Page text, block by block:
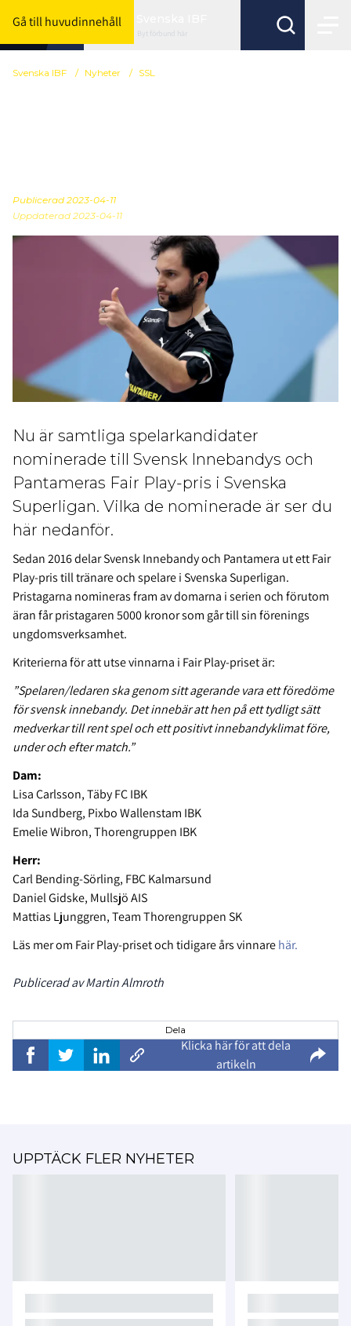
Gå till huvudinnehåll
Byt förbund här
Svenska IBF / Nyheter / SSL
Publicerad 2023-04-11
Uppdaterad 2023-04-11
Nu är samtliga spelarkandidater
nominerade till Svensk Innebandys och
Pantameras Fair Play-pris i Svenska
Superligan. Vilka de nominerade är ser du
här nedanför.
Sedan 2016 delar Svensk Innebandy och Pantamera ut ett Fair
Play-pris till tränare och spelare i Svenska Superligan.
Pristagarna nomineras fram av domarna i serien och förutom
äran får pristagaren 5000 kronor som går till sin förenings
ungdomsverksamhet.
Kriterierna för att utse vinnarna i Fair Play-priset är:
”Spelaren/ledaren ska genom sitt agerande vara ett föredöme
för svensk innebandy. Det innebär att hen på ett tydligt sätt
medverkar till rent spel och ett positivt innebandyklimat före,
under och efter match.”
Dam:
Lisa Carlsson, Täby FC IBK
Ida Sundberg, Pixbo Wallenstam IBK
Emelie Wibron, Thorengruppen IBK
Herr:
Carl Bending-Sörling, FBC Kalmarsund
Daniel Gidske, Mullsjö AIS
Mattias Ljunggren, Team Thorengruppen SK
Läs mer om Fair Play-priset och tidigare års vinnarehär.
Publicerad av Martin Almroth
Dela
Klicka här för att dela
artikeln
UPPTÄCK FLER NYHETER